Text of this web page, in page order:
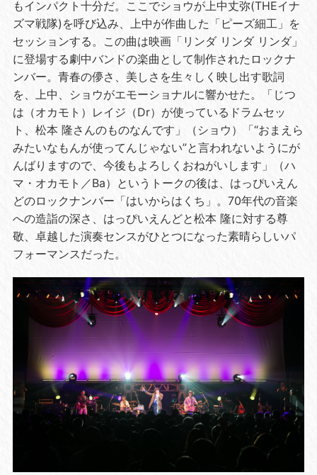
もインパクト十分だ。ここでショウが上中丈弥(THEイナ
ズマ戦隊) を呼び込み、上中が作曲した「ピーズ細工」を
セッションする。この曲は映画「リンダ リンダ リンダ」
に登場する劇中バンドの楽曲として制作されたロックナ
ンバー。青春の儚さ、美しさを生々しく映し出す歌詞
を、上中、ショウがエモーショナルに響かせた。「じつ
は（オカモト）レイジ（Dr）が使っているドラムセッ
ト、松本 隆さんのものなんです」（ショウ）「“おまえら
みたいなもんが使ってんじゃない”と言われないようにが
んばりますので、今後もよろしくおねがいします」（ハ
マ・オカモト／Ba）というトークの後は、はっぴいえん
どのロックナンバー「はいからはくち」。 70年代の音楽
への造詣の深さ、はっぴいえんどと松本 隆に対する尊
敬、卓越した演奏センスがひとつになった素晴らしいパ
フォーマンスだった。